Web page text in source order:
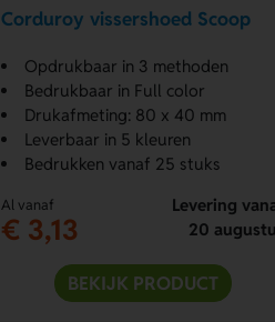
Corduroy vissershoed Scoop
Opdrukbaar in 3 methoden
Bedrukbaar in Full color
Drukafmeting: 80 x 40 mm
Leverbaar in 5 kleuren
Bedrukken vanaf 25 stuks
Al vanaf
€ 3,13
Levering
20
BEKIJK PRODUCT